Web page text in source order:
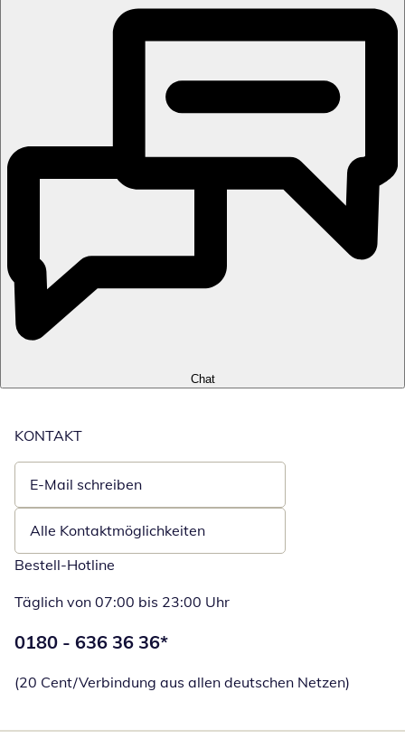
Chat
KONTAKT
E-Mail schreiben
Öffnet E-Mail-Client
Alle Kontaktmöglichkeiten
Bestell-Hotline
Täglich von 07:00 bis 23:00 Uhr
Telefonnummer:
0180 - 636 36 36*
(20 Cent/Verbindung aus allen deutschen Netzen)